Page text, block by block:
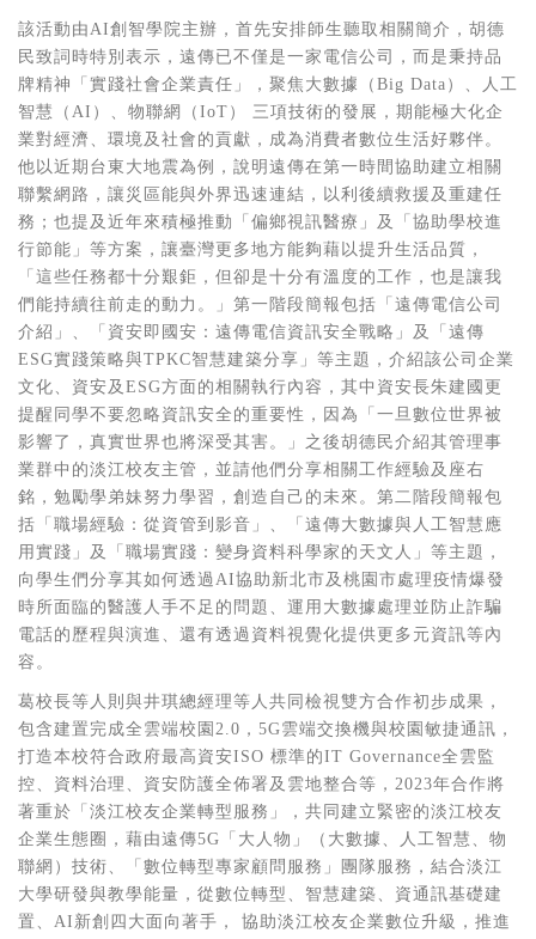
該活動由AI創智學院主辦，首先安排師生聽取相關簡介，胡德
民致詞時特別表示，遠傳已不僅是一家電信公司，而是秉持品
牌精神「實踐社會企業責任」，聚焦大數據（Big Data）、人工
智慧（ AI ）、物聯網（ IoT ） 三項技術的發展，期能極大化企
業對經濟、環境及社會的貢獻，成為消費者數位生活好夥伴。
他以近期台東大地震為例，說明遠傳在第一時間協助建立相關
聯繫網路，讓災區能與外界迅速連結，以利後續救援及重建任
務；也提及近年來積極推動「偏鄉視訊醫療」及「協助學校進
行節能」等方案，讓臺灣更多地方能夠藉以提升生活品質，
「這些任務都十分艱鉅，但卻是十分有溫度的工作，也是讓我
們能持續往前走的動力。」第一階段簡報包括「遠傳電信公司
介紹」、「資安即國安：遠傳電信資訊安全戰略」及「遠傳
ESG實踐策略與TPKC智慧建築分享」等主題，介紹該公司企業
文化、資安及ESG方面的相關執行內容，其中資安長朱建國更
提醒同學不要忽略資訊安全的重要性，因為「一旦數位世界被
影響了，真實世界也將深受其害。」之後胡德民介紹其管理事
業群中的淡江校友主管，並請他們分享相關工作經驗及座右
銘，勉勵學弟妹努力學習，創造自己的未來。第二階段簡報包
括「職場經驗：從資管到影音」、「遠傳大數據與人工智慧應
用實踐」及「職場實踐：變身資料科學家的天文人」等主題，
向學生們分享其如何透過 AI協助新北市及桃園市處理疫情爆發
時所面臨的醫護人手不足的問題、運用大數據處理並防止詐騙
電話的歷程與演進、還有透過資料視覺化提供更多元資訊等內
容。
葛校長等人則與井琪總經理等人共同檢視雙方合作初步成果，
包含建置完成全雲端校園2.0，5G雲端交換機與校園敏捷通訊，
打造本校符合政府最高資安ISO 標準的IT Governance全雲監
控、資料治理、資安防護全佈署及雲地整合等，2023年合作將
著重於「淡江校友企業轉型服務」，共同建立緊密的淡江校友
企業生態圈，藉由遠傳5G「大人物」（大數據、人工智慧、物
聯網）技術、「數位轉型專家顧問服務」團隊服務，結合淡江
大學研發與教學能量，從數位轉型、智慧建築、資通訊基礎建
置、 AI 新創四大面向著手， 協助淡江校友企業數位升級，推進